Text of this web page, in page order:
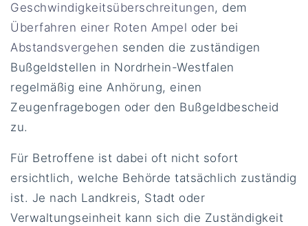
Geschwindigkeitsüberschreitungen, dem
Überfahren einer Roten Ampel oder bei
Abstandsvergehen senden die zuständigen
Bußgeldstellen in Nordrhein-Westfalen
regelmäßig eine Anhörung, einen
Zeugenfragebogen oder den Bußgeldbescheid
zu.
Für Betroffene ist dabei oft nicht sofort
ersichtlich, welche Behörde tatsächlich zuständig
ist. Je nach Landkreis, Stadt oder
Verwaltungseinheit kann sich die Zuständigkeit